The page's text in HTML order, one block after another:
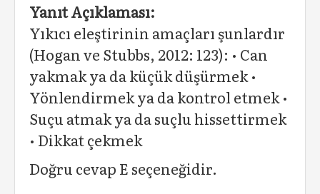
Yanıt Açıklaması:
Yıkıcı eleştirinin amaçları şunlardır
(Hogan ve Stubbs, 2012: 123): • Can
yakmak ya da küçük düşürmek •
Yönlendirmek ya da kontrol etmek •
Suçu atmak ya da suçlu hissettirmek
• Dikkat çekmek
Doğru cevap E seçeneğidir.